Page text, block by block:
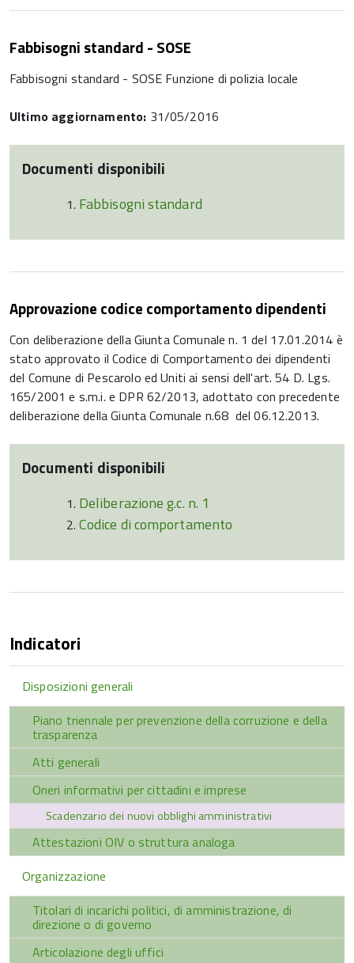
Fabbisogni standard - SOSE
Fabbisogni standard - SOSE Funzione di polizia locale
Ultimo aggiornamento: 31/05/2016
Documenti disponibili
Fabbisogni standard
Approvazione codice comportamento dipendenti
Con deliberazione della Giunta Comunale n. 1 del 17.01.2014 è
stato approvato il Codice di Comportamento dei dipendenti
del Comune di Pescarolo ed Uniti ai sensi dell'art. 54 D. Lgs.
165/2001 e s.m.i. e DPR 62/2013, adottato con precedente
deliberazione della Giunta Comunale n.68 del 06.12.2013.
Documenti disponibili
Deliberazione g.c. n. 1
Codice di comportamento
Indicatori
Disposizioni generali
Piano triennale per prevenzione della corruzione e della
trasparenza
Atti generali
Oneri informativi per cittadini e imprese
Scadenzario dei nuovi obblighi amministrativi
Attestazioni OIV o struttura analoga
Organizzazione
Titolari di incarichi politici, di amministrazione, di
direzione o di governo
Articolazione degli uffici